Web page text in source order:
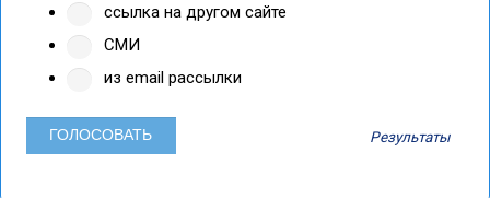
ссылка на другом сайте
СМИ
из email рассылки
Результаты